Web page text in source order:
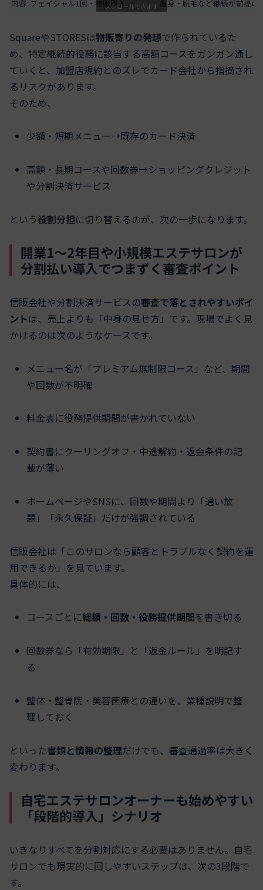
内容 フェイシャル1回・物販購入 痩身・脱毛など継続が前提の
スクロールできます
SquareやSTORESは物販寄りの発想で作られているた
め、特定継続的役務に該当する高額コースをガンガン通し
ていくと、加盟店規約とのズレでカード会社から指摘され
るリスクがあります。
そのため、
少額・短期メニュー→既存のカード決済
高額・長期コースや回数券→ショッピングクレジット
や分割決済サービス
という役割分担に切り替えるのが、次の一歩になります。
開業1〜2年目や小規模エステサロンが
分割払い導入でつまずく審査ポイント
信販会社や分割決済サービスの審査で落とされやすいポイ
ントは、売上よりも「中身の見せ方」です。現場でよく見
かけるのは次のようなケースです。
メニュー名が「プレミアム無制限コース」など、期間
や回数が不明確
料金表に役務提供期間が書かれていない
契約書にクーリングオフ・中途解約・返金条件の記
載が薄い
ホームページやSNSに、回数や期間より「通い放
題」「永久保証」だけが強調されている
信販会社は「このサロンなら顧客とトラブルなく契約を運
用できるか」を見ています。
具体的には、
コースごとに総額・回数・役務提供期間を書き切る
回数券なら「有効期限」と「返金ルール」を明記す
る
整体・整骨院・美容医療との違いを、業種説明で整
理しておく
といった書類と情報の整理だけでも、審査通過率は大きく
変わります。
自宅エステサロンオーナーも始めやすい
「段階的導入」シナリオ
いきなりすべてを分割対応にする必要はありません。自宅
サロンでも現実的に回しやすいステップは、次の3段階で
す。